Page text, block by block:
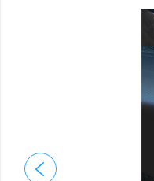
过S4赛
3.为了
将开启
分不变